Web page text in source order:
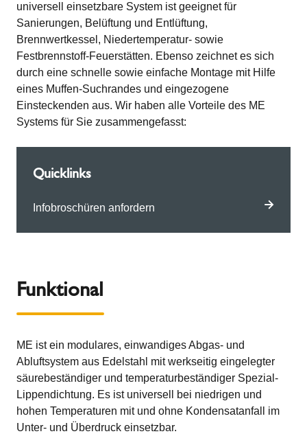
universell einsetzbare System ist geeignet für
Sanierungen, Belüftung und Entlüftung,
Brennwertkessel, Niedertemperatur- sowie
Festbrennstoff-Feuerstätten. Ebenso zeichnet es sich
durch eine schnelle sowie einfache Montage mit Hilfe
eines Muffen-Suchrandes und eingezogene
Einsteckenden aus. Wir haben alle Vorteile des ME
Systems für Sie zusammengefasst:
Quicklinks
Infobroschüren anfordern
Funktional
ME ist ein modulares, einwandiges Abgas- und
Abluftsystem aus Edelstahl mit werkseitig eingelegter
säurebeständiger und temperaturbeständiger Spezial-
Lippendichtung. Es ist universell bei niedrigen und
hohen Temperaturen mit und ohne Kondensatanfall im
Unter- und Überdruck einsetzbar.